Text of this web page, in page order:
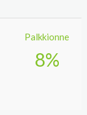
Palkkionne
8%